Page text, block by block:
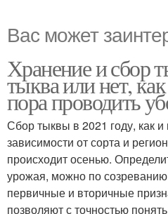
Вас может
Хранение и сбор
тыква или нет,
пора проводить
Сбор тыквы в 2021 году, как
зависимости от сорта и
происходит осенью.
урожая, можно по
первичные и вторичные
позволяют с точностью